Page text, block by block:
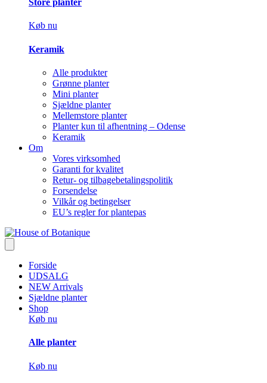
Store planter
Køb nu
Keramik
Alle produkter
Grønne planter
Mini planter
Sjældne planter
Mellemstore planter
Planter kun til afhentning – Odense
Keramik
Om
Vores virksomhed
Garanti for kvalitet
Retur- og tilbagebetalingspolitik
Forsendelse
Vilkår og betingelser
EU’s regler for plantepas
Forside
UDSALG
NEW Arrivals
Sjældne planter
Shop
Køb nu
Alle planter
Køb nu